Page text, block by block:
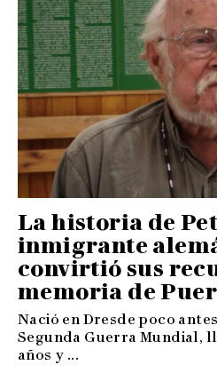
La historia de
inmigrante
convirtió sus
memoria de
Nació en Dresde poco
Segunda Guerra Mundial,
años y ...